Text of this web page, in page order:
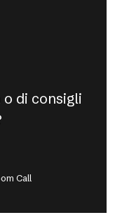
o di consigli
Call